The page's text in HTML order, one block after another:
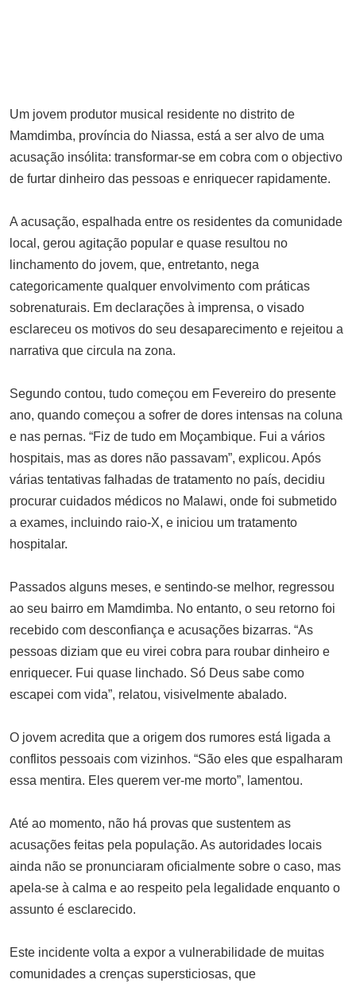
pós-eleitorais
NOVEMBRO 7, 2025
Site do Parlamento angolano
hackeado por grupo cibernético
MAIO 5, 2025
Os três gigantes: Mali reforça
território AES. Veja todas fotos
MAIO 31, 2025
Um jovem produtor musical residente no distrito de
Mamdimba, província do Niassa, está a ser alvo de uma
acusação insólita: transformar-se em cobra com o objectivo
de furtar dinheiro das pessoas e enriquecer rapidamente.
A acusação, espalhada entre os residentes da comunidade
local, gerou agitação popular e quase resultou no
linchamento do jovem, que, entretanto, nega
categoricamente qualquer envolvimento com práticas
sobrenaturais. Em declarações à imprensa, o visado
esclareceu os motivos do seu desaparecimento e rejeitou a
narrativa que circula na zona.
Segundo contou, tudo começou em Fevereiro do presente
ano, quando começou a sofrer de dores intensas na coluna
e nas pernas. “Fiz de tudo em Moçambique. Fui a vários
hospitais, mas as dores não passavam”, explicou. Após
várias tentativas falhadas de tratamento no país, decidiu
procurar cuidados médicos no Malawi, onde foi submetido
a exames, incluindo raio-X, e iniciou um tratamento
hospitalar.
Passados alguns meses, e sentindo-se melhor, regressou
ao seu bairro em Mamdimba. No entanto, o seu retorno foi
recebido com desconfiança e acusações bizarras. “As
pessoas diziam que eu virei cobra para roubar dinheiro e
enriquecer. Fui quase linchado. Só Deus sabe como
escapei com vida”, relatou, visivelmente abalado.
O jovem acredita que a origem dos rumores está ligada a
conflitos pessoais com vizinhos. “São eles que espalharam
essa mentira. Eles querem ver-me morto”, lamentou.
Até ao momento, não há provas que sustentem as
acusações feitas pela população. As autoridades locais
ainda não se pronunciaram oficialmente sobre o caso, mas
apela-se à calma e ao respeito pela legalidade enquanto o
assunto é esclarecido.
Este incidente volta a expor a vulnerabilidade de muitas
comunidades a crenças supersticiosas, que